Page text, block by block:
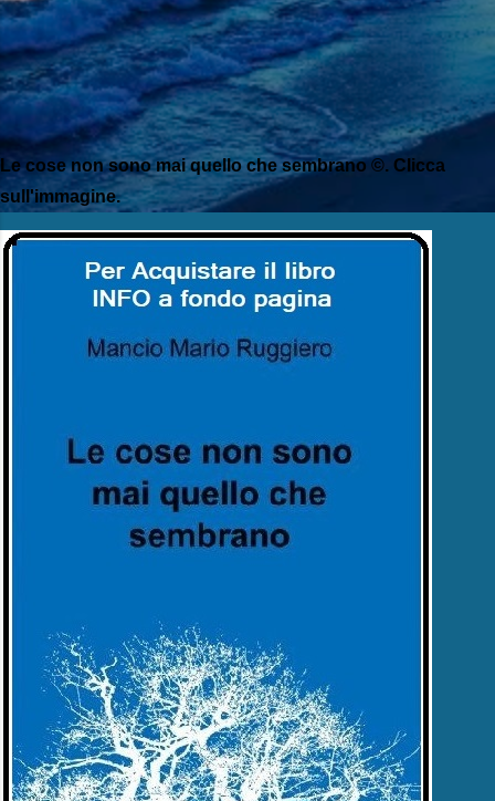
Le cose non sono mai quello che sembrano ©. Clicca
sull'immagine.